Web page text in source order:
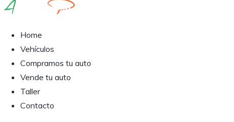
Home
Vehículos
Compramos tu auto
Vende tu auto
Taller
Contacto